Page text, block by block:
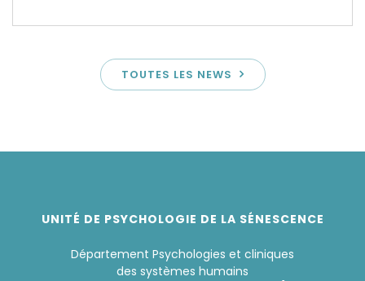
TOUTES LES NEWS
UNITÉ DE PSYCHOLOGIE DE LA SÉNESCENCE
Département Psychologies et cliniques
des systèmes humains